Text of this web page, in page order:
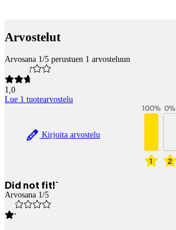
Arvostelut
Arvosana 1/5 perustuen 1 arvosteluun
1,0
Lue 1 tuotearvostelu
Kirjoita arvostelu
1
100%
2
0%
Did not fit!`
Arvosana 1/5